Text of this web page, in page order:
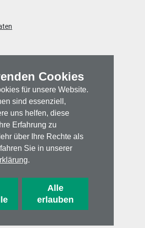
Cookies
für unsere Website.
sind essenziell,
uns helfen, diese
Erfahrung zu
über Ihre Rechte als
Sie in unserer
.
Alle
erlauben